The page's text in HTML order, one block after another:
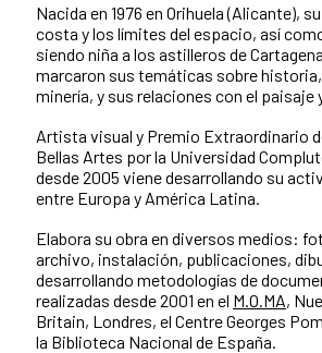
Nacida en 1976 en Orihuela (Alicante),
costa y los límites del espacio, así
siendo niña a los astilleros de
marcaron sus temáticas sobre
minería, y sus relaciones con el paisaje
Artista visual y Premio Extraordinario
Bellas Artes por la Universidad
desde 2005 viene desarrollando su
entre Europa y América Latina.
Elabora su obra en diversos medios:
archivo, instalación, publicaciones,
desarrollando metodologías de
realizadas desde 2001 en el M.O.MA,
Britain, Londres, el Centre Georges
la Biblioteca Nacional de España.